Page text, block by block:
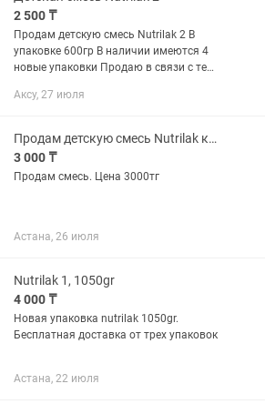
2 500 ₸
Продам детскую смесь Nutrilak 2 В
упаковке 600гр В наличии имеются 4
новые упаковки Продаю в связи с тем,
хорошее
Аксу, 27 июля
Продам детскую смесь Nutrilak комфорт.
3 000 ₸
Продам смесь. Цена 3000тг
Астана, 26 июля
Nutrilak 1, 1050gr
4 000 ₸
Новая упаковка nutrilak 1050gr.
Бесплатная доставка от трех упаковок
Астана, 22 июля